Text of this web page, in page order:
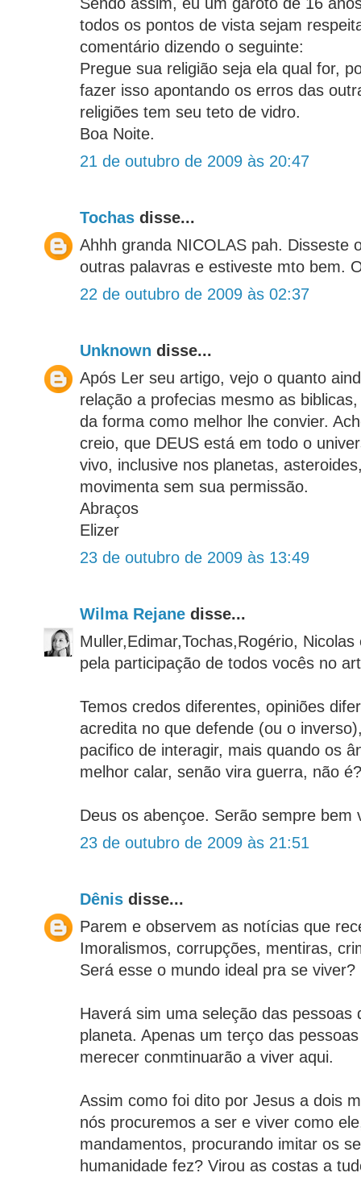
todos os pontos de vista sejam
comentário dizendo o seguinte:
Pregue sua religião seja ela qual for,
fazer isso apontando os erros das
religiões tem seu teto de vidro.
Boa Noite.
21 de outubro de 2009 às 20:47
Tochas disse...
Ahhh granda NICOLAS pah. Disseste
outras palavras e estiveste mto bem.
22 de outubro de 2009 às 02:37
Unknown disse...
Após Ler seu artigo, vejo o quanto
relação a profecias mesmo as
da forma como melhor lhe convier.
creio, que DEUS está em todo o
vivo, inclusive nos planetas,
movimenta sem sua permissão.
Abraços
Elizer
23 de outubro de 2009 às 13:49
Wilma Rejane disse...
Muller,Edimar,Tochas,Rogério,
pela participação de todos vocês no
Temos credos diferentes, opiniões
acredita no que defende (ou o
pacifico de interagir, mais quando os
melhor calar, senão vira guerra, não é?
Deus os abençoe. Serão sempre bem
23 de outubro de 2009 às 21:51
Dênis disse...
Parem e observem as notícias que
Imoralismos, corrupções, mentiras,
Será esse o mundo ideal pra se viver?
Haverá sim uma seleção das pessoas
planeta. Apenas um terço das
merecer conmtinuarão a viver aqui.
Assim como foi dito por Jesus a dois
nós procuremos a ser e viver como
mandamentos, procurando imitar os
humanidade fez? Virou as costas a